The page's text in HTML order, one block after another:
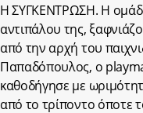
Η ΣΥΓΚΕΝΤΡΩΣΗ. Η
αντιπάλου της,
από την αρχή του
Παπαδόπουλος, ο
καθοδήγησε με
από το τρίποντο όποτε